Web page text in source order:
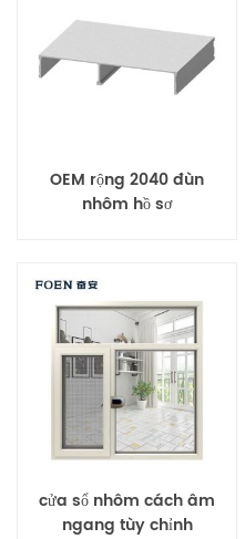
OEM rộng 2040 đùn
nhôm hồ sơ
cửa sổ nhôm cách âm
ngang tùy chỉnh